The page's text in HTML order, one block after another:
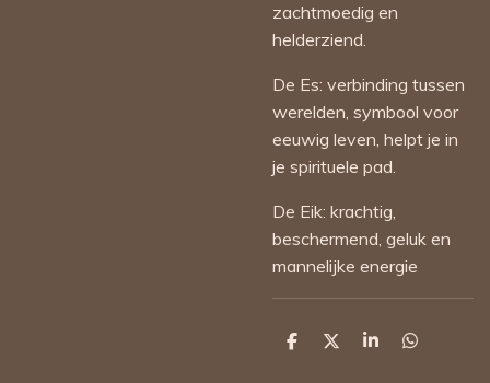
zachtmoedig en
helderziend.
De Es: verbinding tussen
werelden, symbool voor
eeuwig leven, helpt je in
je spirituele pad.
De Eik: krachtig,
beschermend, geluk en
mannelijke energie
D
D
S
D